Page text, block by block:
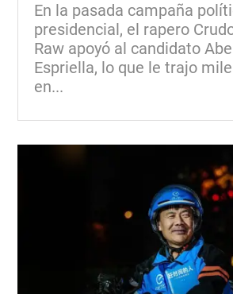
En la pasada campaña
presidencial, el rapero
Raw apoyó al candidato
Espriella, lo que le trajo
en...